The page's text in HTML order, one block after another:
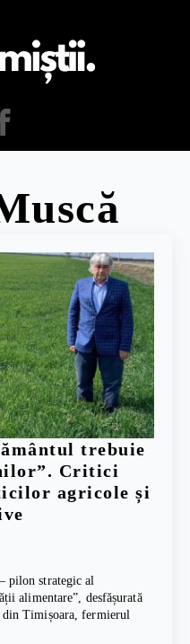
trebuie
Critici
agricole și
pilon strategic al
alimentare”, desfășurată
Timișoara, fermierul